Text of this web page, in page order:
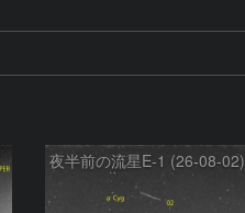
夜半前の流星E-1 (26-08-02)